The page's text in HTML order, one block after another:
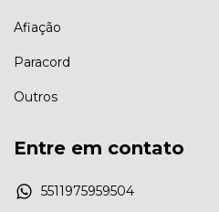
Afiação
Paracord
Outros
Entre em contato
5511975959504